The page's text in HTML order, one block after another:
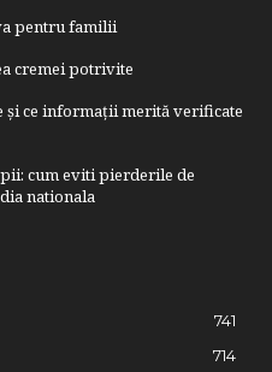
pentru familii
cremei potrivite
și ce informații merită verificate
cum eviti pierderile de
nationala
741
714